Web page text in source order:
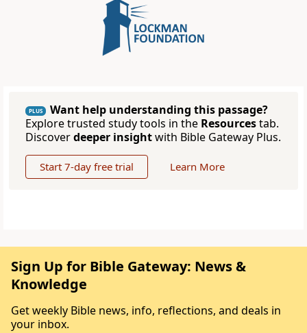
PLUS
Want help understanding this passage?
Explore trusted study tools in the Resourcestab.
Discoverdeeper insightwith Bible Gateway Plus.
Start 7-day free trial Learn More
Sign Up for Bible Gateway: News &
Knowledge
Get weekly Bible news, info, reflections, and deals in
your inbox.